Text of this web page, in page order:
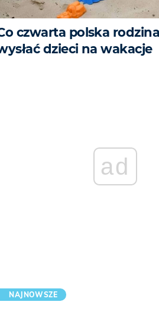
czwarta polska
dzieci na wakacje
ad
NAJNOWSZE